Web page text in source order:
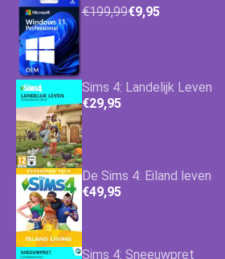
€199,99€9,95
Sims 4: Landelijk Leven
€29,95
De Sims 4: Eiland leven
€49,95
Sims 4: Sneeuwpret